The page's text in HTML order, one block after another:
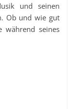
und seinen
Ob und wie gut
während seines